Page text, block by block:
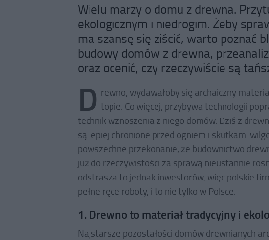
Wielu marzy o domu z drewna.
ekologicznym i niedrogim. Żeby
ma szansę się ziścić, warto poznać
budowy domów z drewna,
oraz ocenić, czy rzeczywiście są
D rewno, wydawałoby się archaiczny
topie. Co więcej, przybywa technologii
technik wznoszenia z niego domów. Dziś z
są lepiej chronione przed ogniem i skutkami
powszechne przekonanie, że budownictwo
już do rzeczywistości za sprawą nieustannie
odstrasza to jednak inwestorów, więc polskie
pełne ręce roboty, i to nie tylko w Polsce.
1. Drewno to materiał tradycyjny i
Najstarsze pozostałości domów drewnianych